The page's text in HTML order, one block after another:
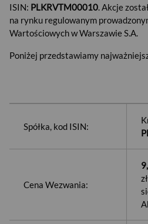
ISIN: PLKRVTM00010. Akcje
na rynku regulowanym
Wartościowych w Warszawie S.A.
Poniżej przedstawiamy
Spółka, kod ISIN:
Cena Wezwania: